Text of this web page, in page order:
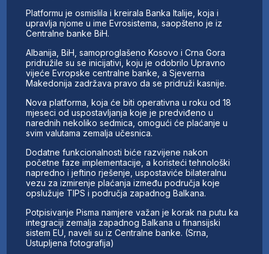
Platformu je osmislila i kreirala Banka Italije, koja i
upravlja njome u ime Evrosistema, saopšteno je iz
Centralne banke BiH.
Albanija, BiH, samoproglašeno Kosovo i Crna Gora
pridružile su se inicijativi, koju je odobrilo Upravno
vijeće Evropske centralne banke, a Sjeverna
Makedonija zadržava pravo da se pridruži kasnije.
Nova platforma, koja će biti operativna u roku od 18
mjeseci od uspostavljanja koje je predviđeno u
narednih nekoliko sedmica, omogući će plaćanje u
svim valutama zemalja učesnica.
Dodatne funkcionalnosti biće razvijene nakon
početne faze implementacije, a koristeći tehnološki
napredno i jeftino rješenje, uspostaviće bilateralnu
vezu za izmirenje plaćanja između područja koje
opslužuje TIPS i područja zapadnog Balkana.
Potpisivanje Pisma namjere važan je korak na putu ka
integraciji zemalja zapadnog Balkana u finansijski
sistem EU, naveli su iz Centralne banke. (Srna,
Ustupljena fotografija)